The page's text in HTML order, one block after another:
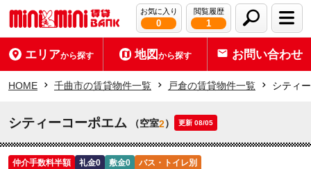
お気に入り
0
閲覧履歴
1
エリアから探す 地図から探す お問い合わせ
HOME 千曲市の賃貸物件一覧 戸倉の賃貸物件一覧 シティ
シティーコーポエム （空室2） 更新 08/05
仲介手数料半額 礼金0 敷金0 バス・トイレ別